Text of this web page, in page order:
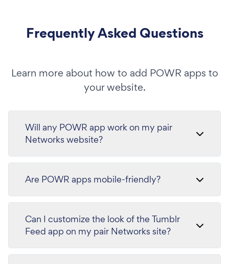
Frequently Asked Questions
Learn more about how to add POWR apps to
your website.
Will any POWR app work on my pair
Networks website?
Are POWR apps mobile-friendly?
Can I customize the look of the Tumblr
Feed app on my pair Networks site?